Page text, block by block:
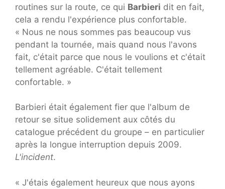
routines sur la route, ce qui Barbieri dit en fait,
cela a rendu l'expérience plus confortable.
« Nous ne nous sommes pas beaucoup vus
pendant la tournée, mais quand nous l'avons
fait, c'était parce que nous le voulions et c'était
tellement agréable. C'était tellement
confortable. »
Barbieri était également fier que l'album de
retour se situe solidement aux côtés du
catalogue précédent du groupe – en particulier
après la longue interruption depuis 2009.
L'incident.
« J'étais également heureux que nous ayons